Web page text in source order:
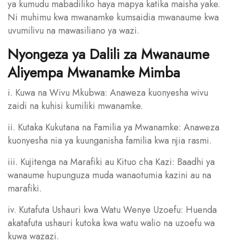
ya kumudu mabadiliko haya mapya katika maisha yake.
Ni muhimu kwa mwanamke kumsaidia mwanaume kwa
uvumilivu na mawasiliano ya wazi.
Nyongeza ya Dalili za Mwanaume
Aliyempa Mwanamke Mimba
i. Kuwa na Wivu Mkubwa: Anaweza kuonyesha wivu
zaidi na kuhisi kumiliki mwanamke.
ii. Kutaka Kukutana na Familia ya Mwanamke: Anaweza
kuonyesha nia ya kuunganisha familia kwa njia rasmi.
iii. Kujitenga na Marafiki au Kituo cha Kazi: Baadhi ya
wanaume hupunguza muda wanaotumia kazini au na
marafiki.
iv. Kutafuta Ushauri kwa Watu Wenye Uzoefu: Huenda
akatafuta ushauri kutoka kwa watu walio na uzoefu wa
kuwa wazazi.